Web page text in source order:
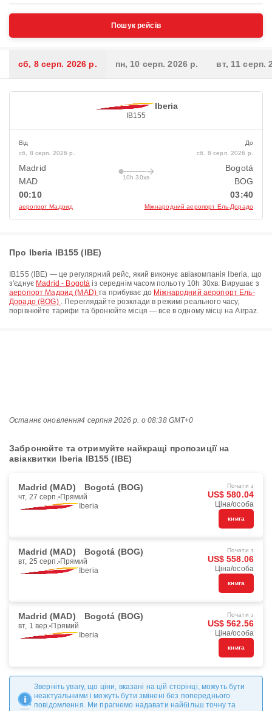
Пошук рейсів
сб, 8 серп. 2026 р. пн, 10 серп. 2026 р. вт, 11 серп.
Iberia
IB155
Від
сб, 8 серп. 2026 р.
Madrid
MAD
00:10
аеропорт Мадрид
10h 30хв
До
сб, 8 серп. 2026 р.
Bogotá
BOG
03:40
Міжнародний аеропорт Ель-Дорадо
Про Iberia IB155 (IBE)
IB155 (IBE) — це регулярний рейс, який виконує авіакомпанія Iberia, що
з'єднує Madrid - Bogotá із середнім часом польоту 10h 30хв. Вирушає з
аеропорт Мадрид (MAD)та прибуває до Міжнародний аеропорт Ель-
Дорадо (BOG) . Переглядайте розклади в режимі реального часу,
порівнюйте тарифи та бронюйте місця — все в одному місці на Airpaz.
Останнє оновлення4 серпня 2026 р. о 08:38 GMT+0
Забронюйте та отримуйте найкращі пропозиції на
авіаквитки Iberia IB155 (IBE)
Madrid (MAD) Bogotá (BOG)
чт, 27 серп. Прямий
Iberia
Почати з
US$ 580.04
Ціна/особа
книга
Madrid (MAD) Bogotá (BOG)
вт, 25 серп. Прямий
Iberia
Почати з
US$ 558.06
Ціна/особа
книга
Madrid (MAD) Bogotá (BOG)
вт, 1 вер. Прямий
Iberia
Почати з
US$ 562.56
Ціна/особа
книга
Зверніть увагу, що ціни, вказані на цій сторінці, можуть бути
неактуальними і можуть бути змінені без попереднього
повідомлення. Ми прагнемо надавати найбільш точну та